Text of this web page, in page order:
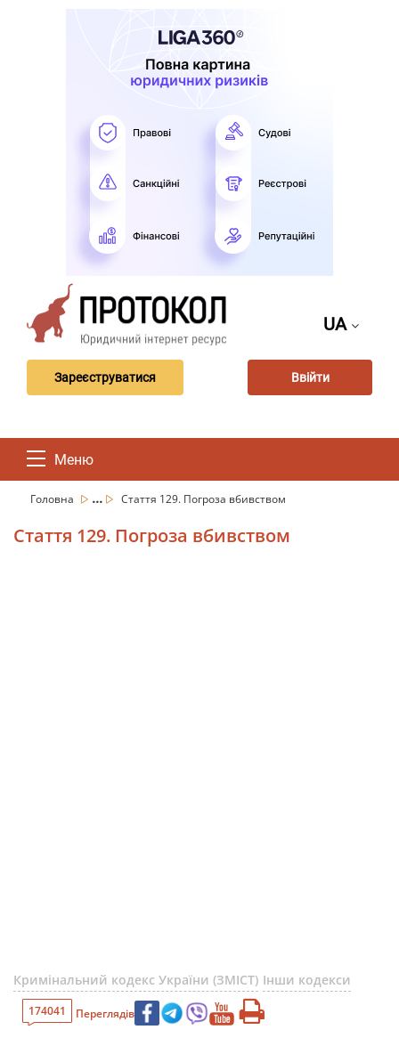
UA
Зареєструватися Ввійти
Меню
Головна ... Стаття 129. Погроза вбивством
Стаття 129. Погроза вбивством
Кримінальний кодекс України (ЗМІСТ) Інши кодекси
174041 Переглядів